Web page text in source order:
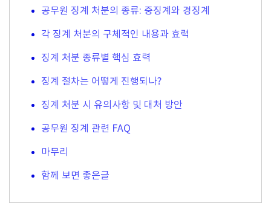
공무원 징계 처분의 종류: 중징계와 경징계
각 징계 처분의 구체적인 내용과 효력
징계 처분 종류별 핵심 효력
징계 절차는 어떻게 진행되나?
징계 처분 시 유의사항 및 대처 방안
공무원 징계 관련 FAQ
마무리
함께 보면 좋은글